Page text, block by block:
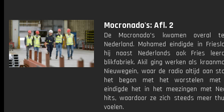
Mocronado's: Afl. 2
De Mocronado's kwamen overal
Nederland. Mohamed eindigde in
hij naast Nederlands ook Fries
blikfabriek. Akil ging werken als
Nieuwegein, waar de radio altijd aan
het begon met het worstelen met
eindigde het in het meezingen met
hits, waardoor ze zich steeds meer
voelen.